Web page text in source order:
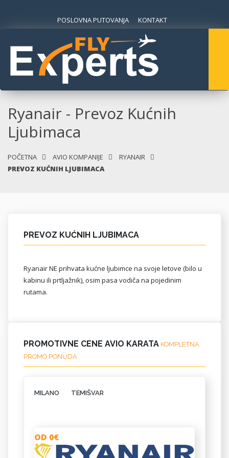
POSLOVNA PUTOVANJA KONTAKT
Ryanair - Prevoz Kućnih
Ljubimaca
POČETNA AVIO KOMPANIJE
RYANAIR
PREVOZ KUĆNIH LJUBIMACA
PREVOZ KUĆNIH LJUBIMACA
Ryanair NE prihvata kućne ljubimce na svoje letove (bilo u
kabinu ili prtljažnik), osim pasa vodiča na pojedinim
rutama.
PROMOTIVNE CENE AVIO KARATA KOMPLETNA
PROMO PONUDA
MILANO TEMIŠVAR
OD 0€